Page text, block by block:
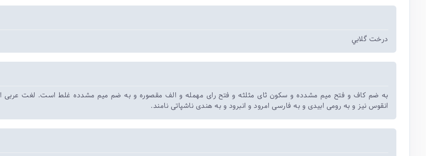
درخت گلابي
به ضم کاف و فتح میم مشدده و سکون ثای مثلثه و فتح رای مهمله و الف مقصوره و به ضم میم مشدده غلط است. لغت عربی
انقوس نیز و به رومی ابیدی و به فارسی امرود و انبرود و به هندی ناشپاتی نامند.